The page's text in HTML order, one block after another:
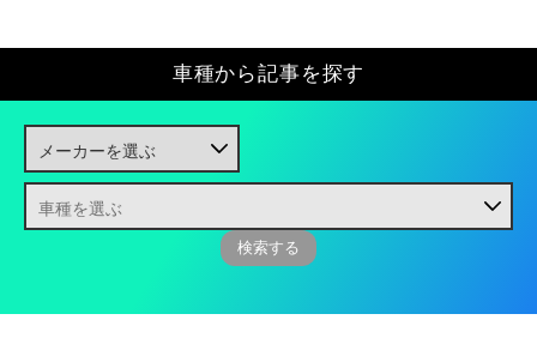
車種から記事を探す